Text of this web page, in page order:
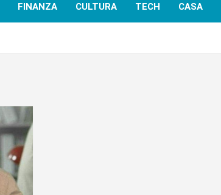
FINANZA CULTURA TECH CASA